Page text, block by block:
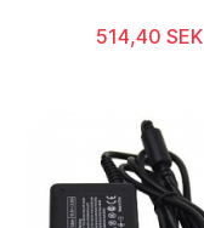
514,40 SEK